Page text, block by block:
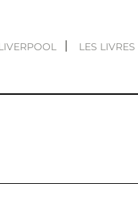
LES LIVRES